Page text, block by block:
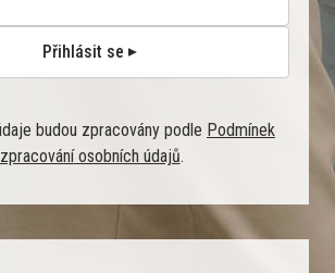
Přihlásit se
budou zpracovány podle Podmínek
zpracování osobních údajů.